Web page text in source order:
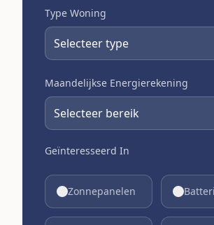
Type Woning
Maandelijkse Energierekening
Geïnteresseerd In
Zonnepanelen